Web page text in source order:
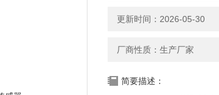
更新时间：2026-05-30
厂商性质：生产厂家
简要描述：